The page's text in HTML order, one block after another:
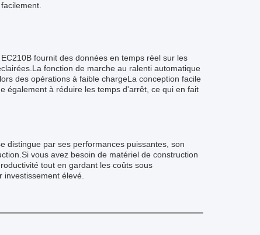
fournit des données en temps réel sur les
fonction de marche au ralenti automatique
des opérations à faible chargeLa conception facile
également à réduire les temps d'arrêt, ce qui en fait
distingue par ses performances puissantes, son
vous avez besoin de matériel de construction
tout en gardant les coûts sous
élevé.